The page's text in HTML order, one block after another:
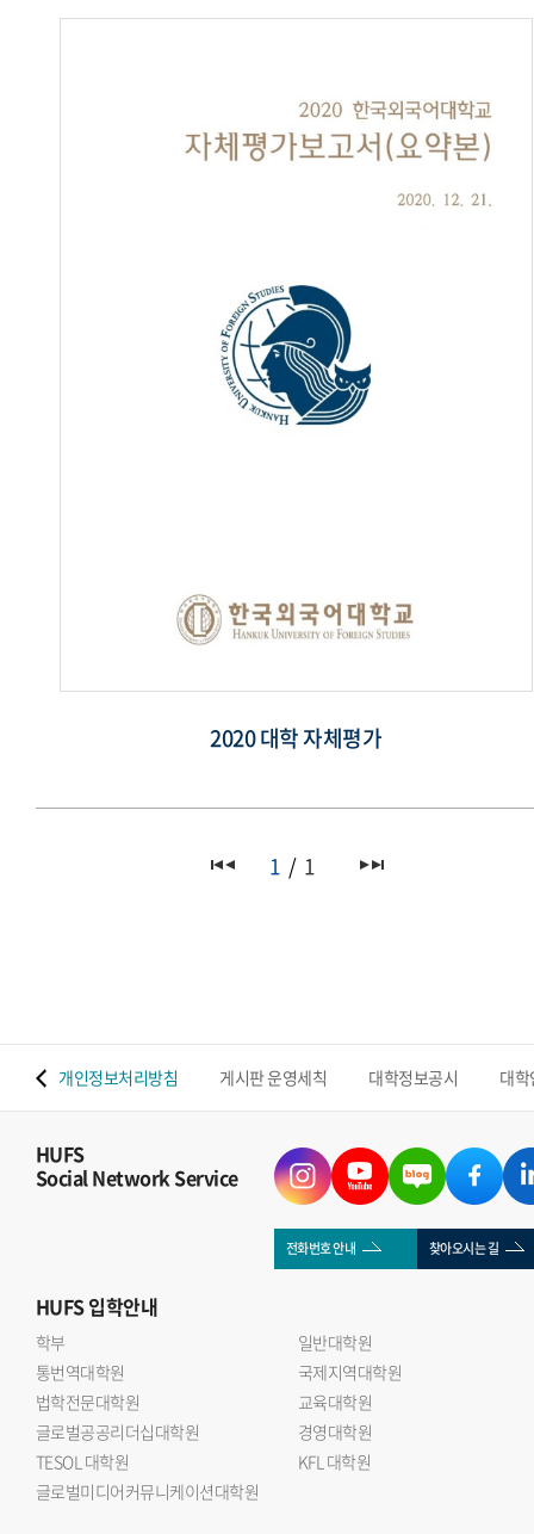
2020 대학 자체평가
1 1
개인정보처리방침 게시판 운영세칙 대학정보공시 대
HUFS
Social Network Service
전화번호 안내 찾아오시는 길
HUFS입학안내
학부
일반대학원
통번역대학원
국제지역대학원
법학전문대학원
교육대학원
글로벌공공리더십대학원
경영대학원
TESOL 대학원
KFL 대학원
글로벌미디어커뮤니케이션대학원